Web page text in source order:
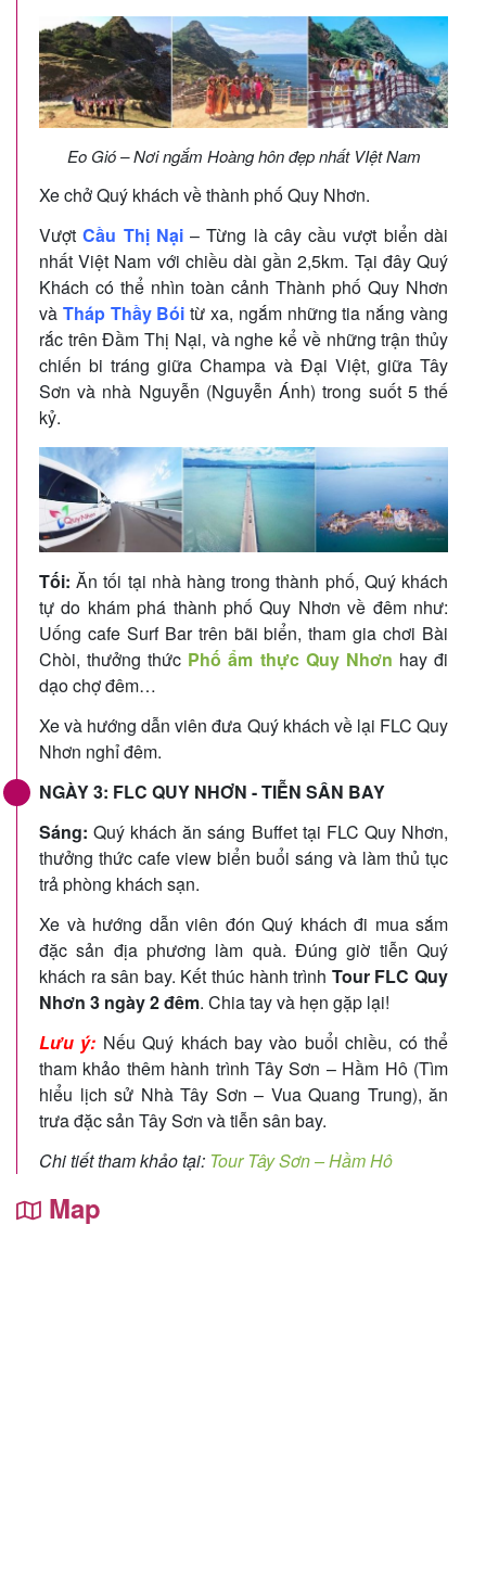
Eo Gió – Nơi ngắm Hoàng hôn đẹp nhất VIệt Nam
Xe chở Quý khách về thành phố Quy Nhơn.
VượtCầu Thị Nại– Từng là cây cầu vượt biển dài
nhất Việt Nam với chiều dài gần 2,5km. Tại đây Quý
Khách có thể nhìn toàn cảnh Thành phố Quy Nhơn
và Tháp Thầy Bói từ xa, ngắm những tia nắng vàng
rắc trên Đầm Thị Nại, và nghe kể về những trận thủy
chiến bi tráng giữa Champa và Đại Việt, giữa Tây
Sơn và nhà Nguyễn (Nguyễn Ánh) trong suốt 5 thế
kỷ.
Tối: Ăn tối tại nhà hàng trong thành phố, Quý khách
tự do khám phá thành phố Quy Nhơn về đêm như:
Uống cafe Surf Bar trên bãi biển, tham gia chơi Bài
Chòi, thưởng thức Phố ẩm thực Quy Nhơn hay đi
dạo chợ đêm…
Xe và hướng dẫn viên đưa Quý khách về lại FLC Quy
Nhơn nghỉ đêm.
NGÀY 3: FLC QUY NHƠN - TIỄN SÂN BAY
Sáng: Quý khách ăn sáng Buffet tại FLC Quy Nhơn,
thưởng thức cafe view biển buổi sáng và làm thủ tục
trả phòng khách sạn.
Xe và hướng dẫn viên đón Quý khách đi mua sắm
đặc sản địa phương làm quà. Đúng giờ tiễn Quý
khách ra sân bay. Kết thúc hành trình Tour FLC Quy
Nhơn 3 ngày 2 đêm. Chia tay và hẹn gặp lại!
Lưu ý: Nếu Quý khách bay vào buổi chiều, có thể
tham khảo thêm hành trình Tây Sơn – Hầm Hô (Tìm
hiểu lịch sử Nhà Tây Sơn – Vua Quang Trung), ăn
trưa đặc sản Tây Sơn và tiễn sân bay.
Chi tiết tham khảo tại: Tour Tây Sơn – Hầm Hô
Map